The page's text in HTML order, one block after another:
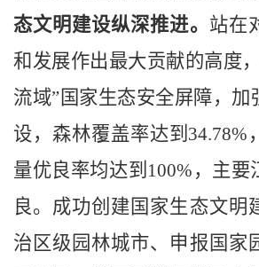
态文明建设纵深推进。 站在
和发展作出最大贡献的高度
流域”国家生态安全屏障，加
设，森林覆盖率达到 34.78%
量优良率均达到 100% ，主要
良。成功创建国家生态文明
治区级园林城市、申报国家